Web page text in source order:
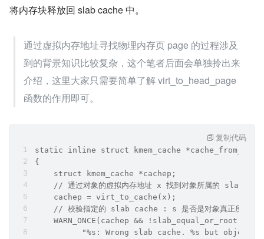
将内存块释放回 slab cache 中。
通过虚拟内存地址寻找物理内存页 page 的过程涉及
到的背景知识比较复杂，这个笔者后面会单独拎出来
介绍，这里大家只需要简单了解 virt_to_head_page
函数的作用即可。
static inline struct kmem_cache
{
    struct kmem_cache *cachep;
// 通过对象的虚拟内存地址 x 找到对象所属的 slab
    cachep = virt_to_cache(x);
// 校验指定的 slab cache : s 是否是对象真正所属
WARN_ONCE(cachep &&
"%s: Wrong slab cache. %s but object
复制代码